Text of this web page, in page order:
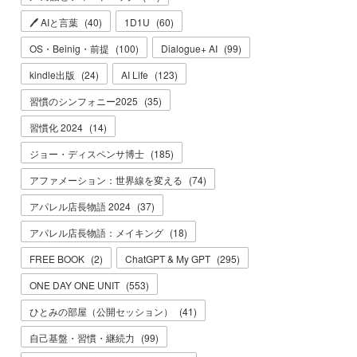
🖊 AIと言葉 (40) 1D1U (60)
OS・Beinig・前提 (100) Dialogue+ AI (99)
kindle出版 (24) AI Life (123)
習慣のシンフォニー2025 (35)
習慣化 2024 (14)
ジョー・ディスペンサ博士 (185)
アファメーション：世界線を変える (74)
アパレル店長物語 2024 (37)
アパレル店長物語：メイキング (18)
FREE BOOK (2) ChatGPT & My GPT (295)
ONE DAY ONE UNIT (553)
ひとみの部屋（公開セッション）
(41)
自己基盤・習慣・継続力 (99)